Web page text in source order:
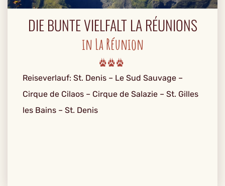
DIE BUNTE VIELFALT LA RÉUNIONS
in La Réunion
Reiseverlauf: St. Denis – Le Sud Sauvage –
Cirque de Cilaos – Cirque de Salazie – St. Gilles
les Bains – St. Denis